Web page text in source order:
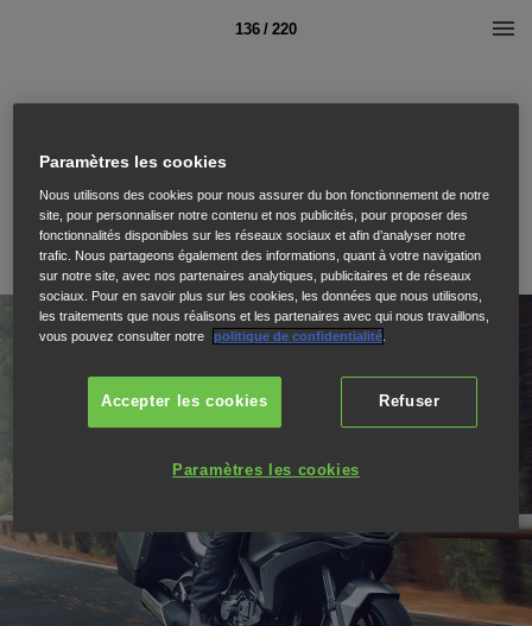
136 / 220
Paramètres les cookies
Nous utilisons des cookies pour nous assurer du bon fonctionnement de notre
site, pour personnaliser notre contenu et nos publicités, pour proposer des
fonctionnalités disponibles sur les réseaux sociaux et afin d’analyser notre
trafic. Nous partageons également des informations, quant à votre navigation
sur notre site, avec nos partenaires analytiques, publicitaires et de réseaux
sociaux. Pour en savoir plus sur les cookies, les données que nous utilisons,
les traitements que nous réalisons et les partenaires avec qui nous travaillons,
vous pouvez consulter notre
politique de confidentialité.
Refuser
Accepter les cookies
Paramètres les cookies